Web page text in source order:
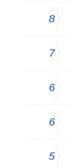
8
7
6
6
5